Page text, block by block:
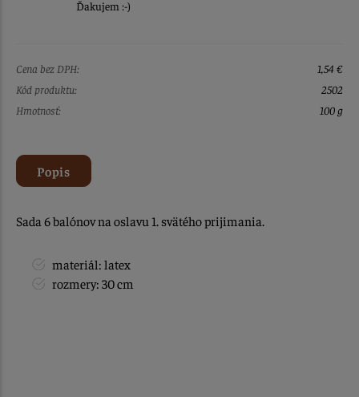
Ďakujem :-)
Cena bez DPH:
1,54 €
Kód produktu:
2502
Hmotnosť:
100 g
Popis
Sada 6 balónov na oslavu 1. svätého prijimania.
materiál: latex
rozmery: 30 cm